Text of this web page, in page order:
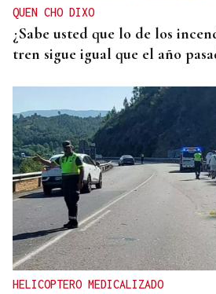
QUEN CHO DIXO
¿Sabe usted que lo de los
tren sigue igual que el año
HELICOPTERO MEDICALIZADO